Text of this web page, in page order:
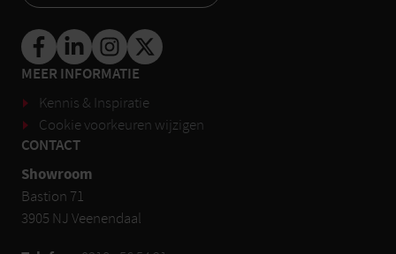
MEER INFORMATIE
Kennis & Inspiratie
Cookie voorkeuren wijzigen
CONTACT
Showroom
Bastion 71
3905 NJ Veenendaal